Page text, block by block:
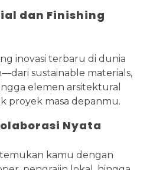
dan Finishing
inovasi terbaru di dunia
sustainable materials,
elemen arsitektural
proyek masa depanmu.
Nyata
kamu dengan